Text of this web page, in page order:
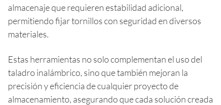
almacenaje que requieren estabilidad adicional,
permitiendo fijar tornillos con seguridad en diversos
materiales.
Estas herramientas no solo complementan el uso del
taladro inalámbrico, sino que también mejoran la
precisión y eficiencia de cualquier proyecto de
almacenamiento, asegurando que cada solución creada